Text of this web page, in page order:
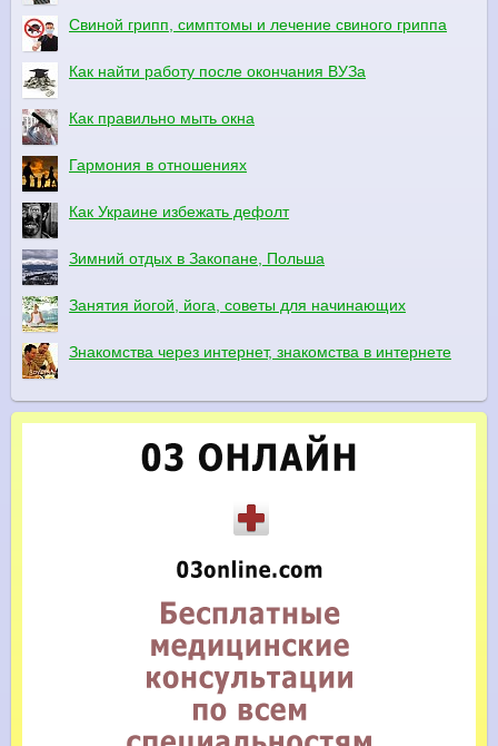
Свиной грипп, симптомы и лечение свиного гриппа
Как найти работу после окончания ВУЗа
Как правильно мыть окна
Гармония в отношениях
Как Украине избежать дефолт
Зимний отдых в Закопане, Польша
Занятия йогой, йога, советы для начинающих
Знакомства через интернет, знакомства в интернете